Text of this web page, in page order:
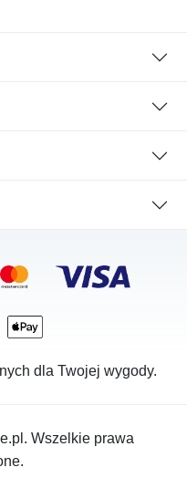
dla Twojej wygody.
Wszelkie prawa